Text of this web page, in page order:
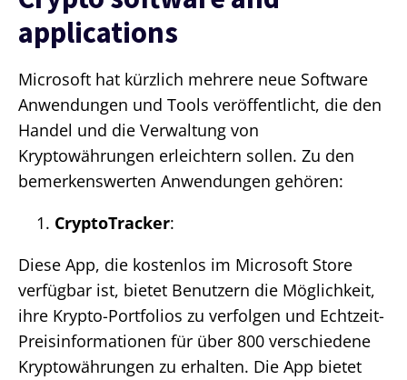
applications
Microsoft hat kürzlich mehrere neue Software
Anwendungen und Tools veröffentlicht, die den
Handel und die Verwaltung von
Kryptowährungen erleichtern sollen. Zu den
bemerkenswerten Anwendungen gehören:
CryptoTracker:
Diese App, die kostenlos im Microsoft Store
verfügbar ist, bietet Benutzern die Möglichkeit,
ihre Krypto-Portfolios zu verfolgen und Echtzeit-
Preisinformationen für über 800 verschiedene
Kryptowährungen zu erhalten. Die App bietet